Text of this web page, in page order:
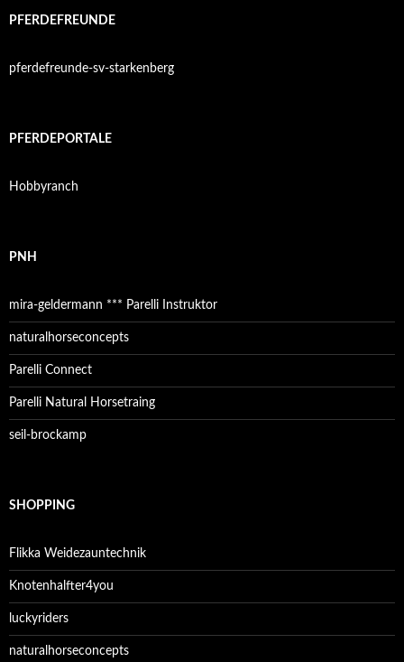
PFERDEFREUNDE
pferdefreunde-sv-starkenberg
PFERDEPORTALE
Hobbyranch
PNH
mira-geldermann *** Parelli Instruktor
naturalhorseconcepts
Parelli Connect
Parelli Natural Horsetraing
seil-brockamp
SHOPPING
Flikka Weidezauntechnik
Knotenhalfter4you
luckyriders
naturalhorseconcepts